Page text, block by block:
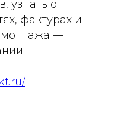
узнать о
фактурах и
монтажа —